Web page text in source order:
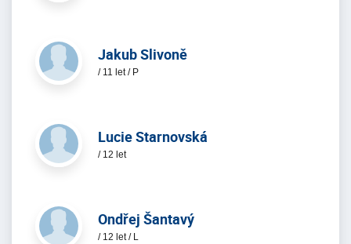
Jakub Slivoně
/ 11 let / P
Lucie Starnovská
/ 12 let
Ondřej Šantavý
/ 12 let / L